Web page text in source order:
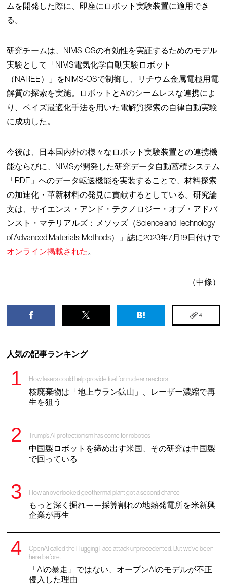
ムを開発した際に、即座にロボット実験装置に適用でき
る。
研究チームは、NIMS-OSの有効性を実証するためのモデル
実験として「NIMS電気化学自動実験ロボット
（NAREE）」をNIMS-OSで制御し、リチウム金属電極用電
解質の探索を実施。ロボットとAIのシームレスな連携によ
り、ベイズ最適化手法を用いた電解質探索の自律自動実験
に成功した。
今後は、日本国内外の様々なロボット実験装置との連携機
能ならびに、NIMSが開発した研究データ自動蓄積システム
「RDE」へのデータ転送機能を実装することで、材料探索
の加速化・革新材料の発見に貢献するとしている。研究論
文は、サイエンス・アンド・テクノロジー・オブ・アドバ
ンスト・マテリアルズ：メソッズ（Science and Technology
of Advanced Materials: Methods）」誌に2023年7月19日付けで
オンライン掲載された 。
（中條）
4
人気の記事ランキング
How lasers could help provide fuel for nuclear reactors
核廃棄物は「地上ウラン鉱山」、レーザー濃縮で再
生を狙う
Trump’s AI protectionism has come for robotics
中国製ロボットを締め出す米国、その研究は中国製
で回っている
How an overlooked geothermal plant got a second chance
もっと深く掘れ——採算割れの地熱発電所を米新興
企業が再生
OpenAI called the Hugging Face attack unprecedented. But we’ve been
here before.
「AIの暴走」ではない、オープンAIのモデルが不正
侵入した理由